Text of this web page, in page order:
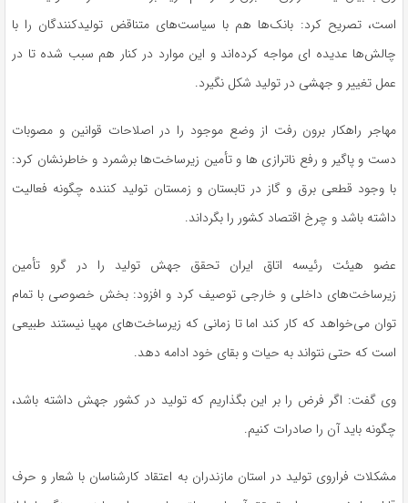
است، تصریح کرد: بانک‌ها هم با سیاست‌های متناقض تولیدکنندگان را با
چالش‌ها عدیده ای مواجه کرده‌اند و این موارد در کنار هم سبب شده تا در
عمل تغییر و جهشی در تولید شکل نگیرد.
مهاجر راهکار برون رفت از وضع موجود را در اصلاحات قوانین و مصوبات
دست و پاگیر و رفع ناترازی ها و تأمین زیرساخت‌ها برشمرد و خاطرنشان کرد:
با وجود قطعی برق و گاز در تابستان و زمستان تولید کننده چگونه فعالیت
داشته باشد و چرخ اقتصاد کشور را بگرداند.
عضو هیئت رئیسه اتاق ایران تحقق جهش تولید را در گرو تأمین
زیرساخت‌های داخلی و خارجی توصیف کرد و افزود: بخش خصوصی با تمام
توان می‌خواهد که کار کند اما تا زمانی که زیرساخت‌های مهیا نیستند طبیعی
است که حتی نتواند به حیات و بقای خود ادامه دهد.
وی گفت: اگر فرض را بر این بگذاریم که تولید در کشور جهش داشته باشد،
چگونه باید آن را صادرات کنیم.
مشکلات فراروی تولید در استان مازندران به اعتقاد کارشناسان با شعار و حرف